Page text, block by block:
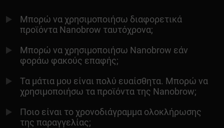
Μπορώ να χρησιμοποιήσω διαφορετικά
προϊόντα Nanobrow ταυτόχρονα;
Μπορώ να χρησιμοποιήσω Nanobrow εάν
φοράω φακούς επαφής;
Τα μάτια μου είναι πολύ ευαίσθητα. Μπορώ να
χρησιμοποιήσω τα προϊόντα της Nanobrow;
Ποιο είναι το χρονοδιάγραμμα ολοκλήρωσης
της παραγγελίας;